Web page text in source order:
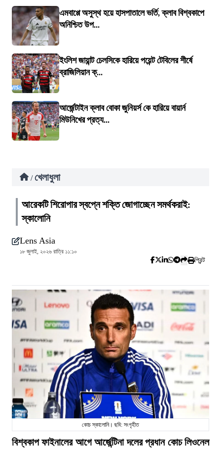
এমবাপ্পে অসুস্থ হয়ে হাসপাতালে ভর্তি, ক্লাব বিশ্বকাপে
অনিশ্চিত উপ...
ইংলিশ জায়ান্ট চেলসিকে হারিয়ে পয়েন্ট টেবিলের শীর্ষে
ব্রাজিলিয়ান ক্...
আর্জেন্টাইন ক্লাব বোকা জুনিয়র্স কে হারিয়ে বায়ার্ন
মিউনিখের প্রত্য...
/ খেলাধুলা
আরেকটি শিরোপার স্বপ্নে শক্তি জোগাচ্ছেন সমর্থকরাই:
স্কালোনি
Lens Asia
১৮ জুলাই, ২০২৬ রাত্রি ১১:১০
প্রিন্ট
কোচ স্কালোনি। ছবি: সংগৃহীত
বিশ্বকাপ ফাইনালের আগে আর্জেন্টিনা দলের প্রধান কোচ লিওনেল